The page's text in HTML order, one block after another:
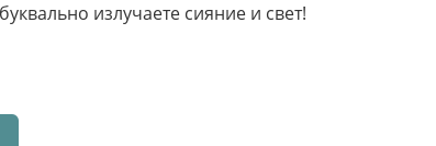
излучаете сияние и свет!